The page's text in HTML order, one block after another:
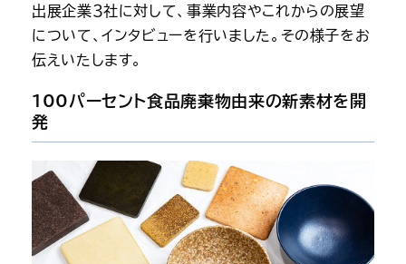
出展企業３社に対して、事業内容やこれからの展望
について、インタビューを行いました。その様子をお
伝えいたします。
100パーセント食品廃棄物由来の新素材を開
発